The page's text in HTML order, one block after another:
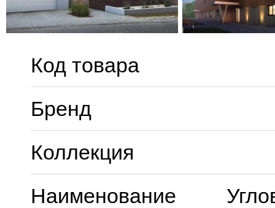
Код товара
Бренд
Коллекция
Наименование